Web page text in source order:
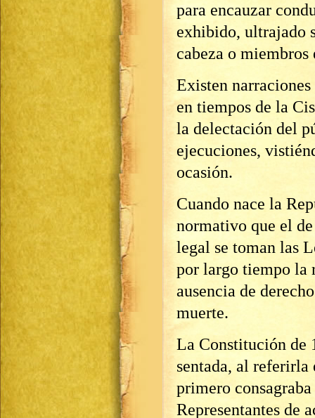
para encauzar
exhibido, ultrajado
cabeza o
Existen
en tiempos de la
la delectación del
ejecuciones,
ocasión.
Cuando nace la
normativo que el
legal se toman las
por largo tiempo la
ausencia de
muerte.
La Constitución de
sentada, al referirla
primero
Representantes de